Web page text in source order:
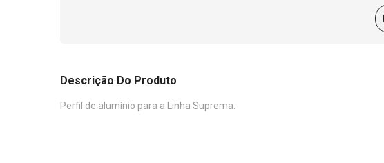
Descrição Do Produto
Perfil de alumínio para a Linha Suprema.